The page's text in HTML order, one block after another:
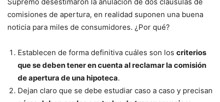
comisiones de apertura, en realidad suponen una buena
noticia para miles de consumidores. ¿Por qué?
Establecen de forma definitiva cuáles son los criterios
que se deben tener en cuenta al reclamar la comisión
de apertura de una hipoteca.
Dejan claro que se debe estudiar caso a caso y precisan